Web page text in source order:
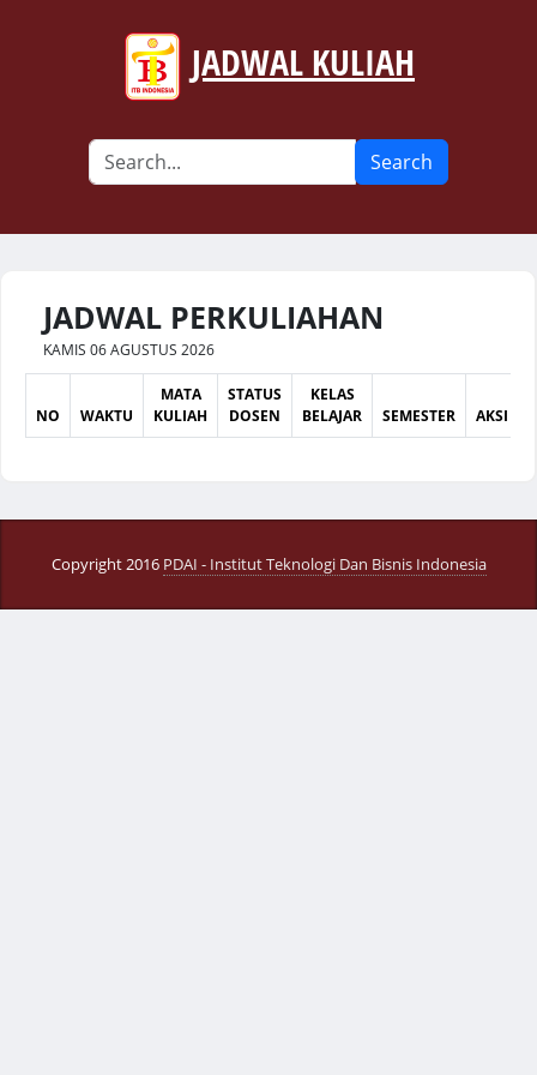
JADWAL KULIAH
Search
JADWAL PERKULIAHAN
KAMIS 06 AGUSTUS 2026
NO WAKTU
MATA
KULIAH
STATUS
DOSEN
KELAS
BELAJAR
SEMESTER AKSI
Copyright 2016 PDAI - Institut Teknologi Dan Bisnis Indonesia